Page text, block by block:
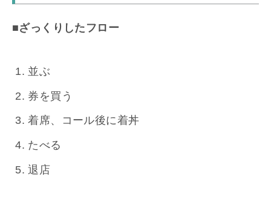
■ざっくりしたフロー
並ぶ
券を買う
着席、コール後に着丼
たべる
退店